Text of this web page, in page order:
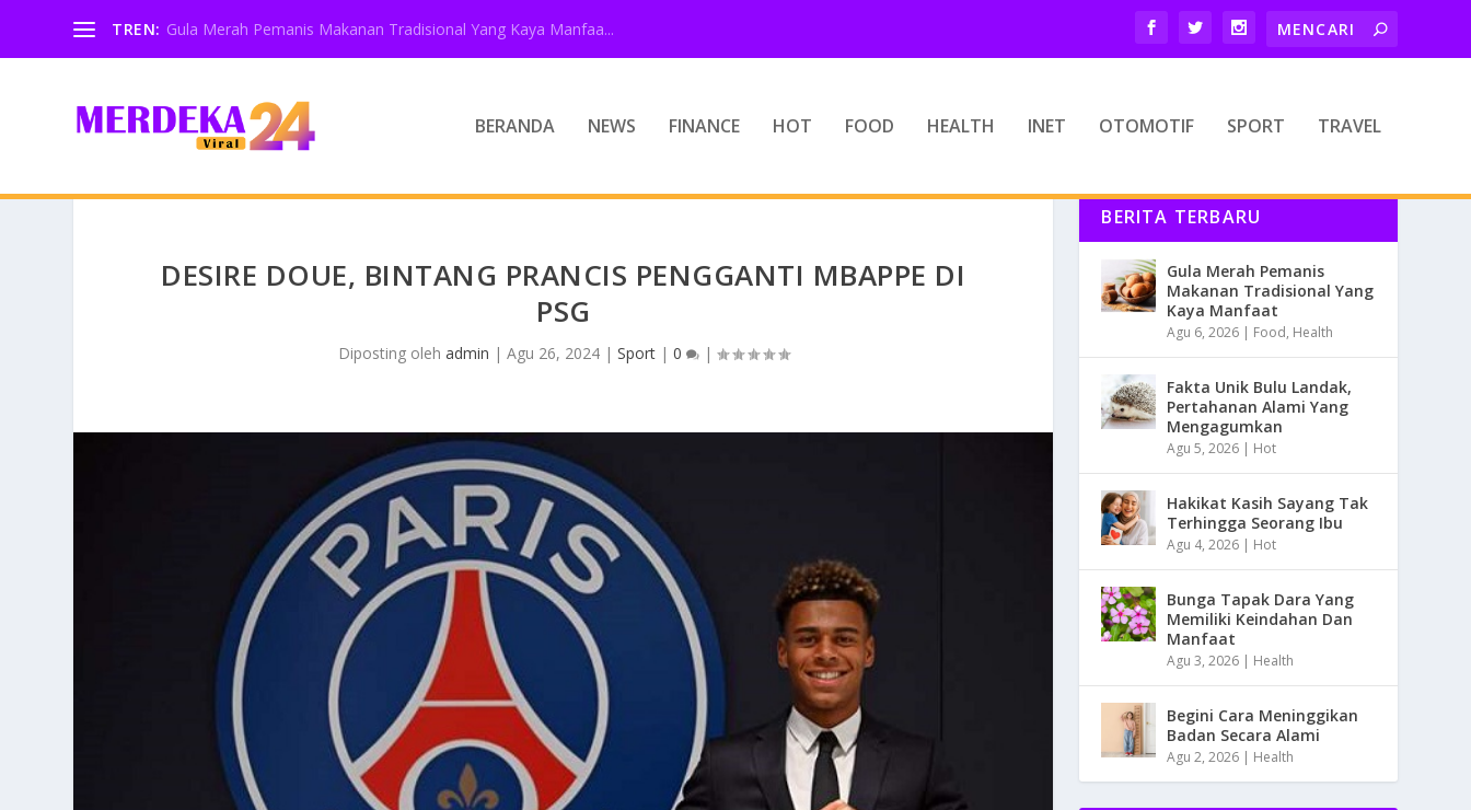
TREN: Gula Merah Pemanis Makanan Tradisional Yang Kaya Manfaa...
BERANDA NEWS FINANCE HOT FOOD HEALTH INET OTOMOTIF SPORT TRAVEL
DESIRE DOUE, BINTANG PRANCIS PENGGANTI MBAPPE DI
PSG
Diposting oleh admin | Agu 26, 2024| Sport| 0 |
BERITA TERBARU
Gula Merah Pemanis
Makanan Tradisional Yang
Kaya Manfaat
Agu 6, 2026 | Food, Health
Fakta Unik Bulu Landak,
Pertahanan Alami Yang
Mengagumkan
Agu 5, 2026 | Hot
Hakikat Kasih Sayang Tak
Terhingga Seorang Ibu
Agu 4, 2026 | Hot
Bunga Tapak Dara Yang
Memiliki Keindahan Dan
Manfaat
Agu 3, 2026 | Health
Begini Cara Meninggikan
Badan Secara Alami
Agu 2, 2026 | Health